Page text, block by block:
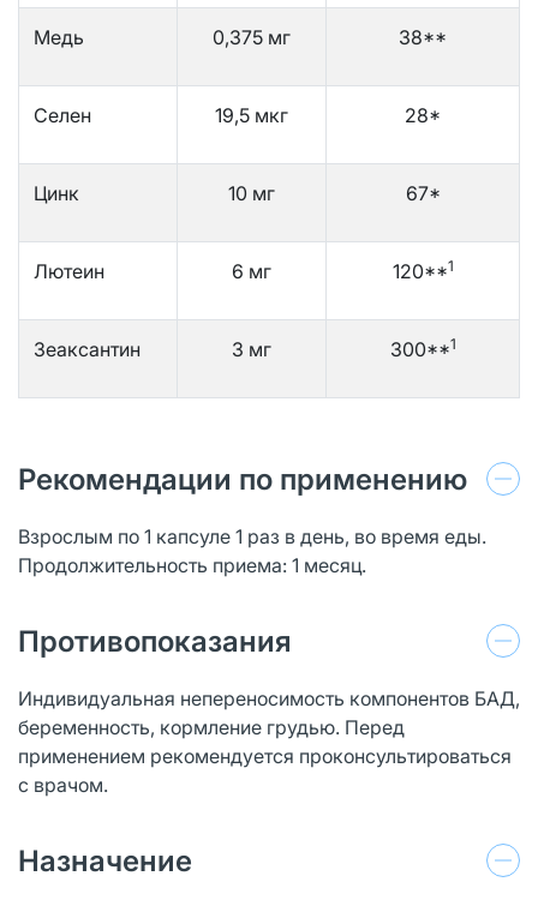
Медь 0,375 мг 38**
Селен 19,5 мкг 28*
Цинк 10 мг 67*
Лютеин 6 мг 120**1
Зеаксантин 3 мг 300**1
Рекомендации по применению
Взрослым по 1 капсуле 1 раз в день, во время еды.
Продолжительность приема: 1 месяц.
Противопоказания
Индивидуальная непереносимость компонентов БАД,
беременность, кормление грудью. Перед
применением рекомендуется проконсультироваться
с врачом.
Назначение